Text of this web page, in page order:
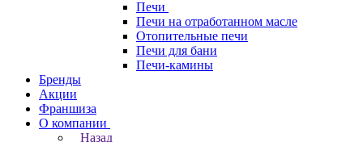
Печи
Печи на отработанном масле
Отопительные печи
Печи для бани
Печи-камины
Бренды
Акции
Франшиза
О компании
Назад